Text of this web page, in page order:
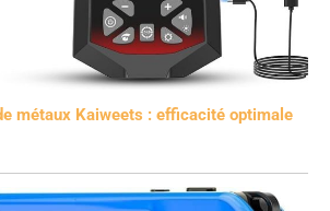
métaux Kaiweets : efficacité optimale